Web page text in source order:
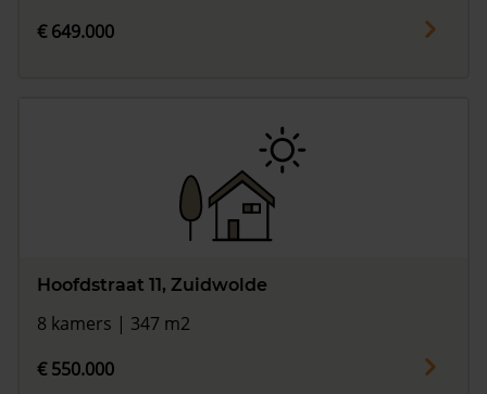
€ 649.000
Hoofdstraat 11, Zuidwolde
8 kamers | 347 m2
€ 550.000